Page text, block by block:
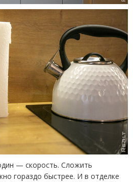
— скорость. Сложить
гораздо быстрее. И в отделке